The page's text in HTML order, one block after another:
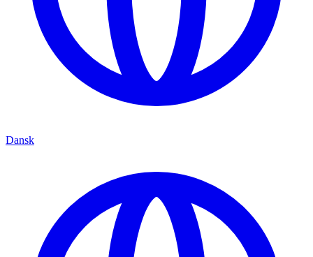
Dansk